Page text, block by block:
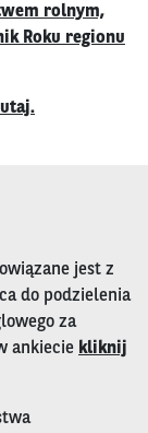
rolnym,
Roku regionu
.
jest z
do podzielenia
za
ankiecie kliknij